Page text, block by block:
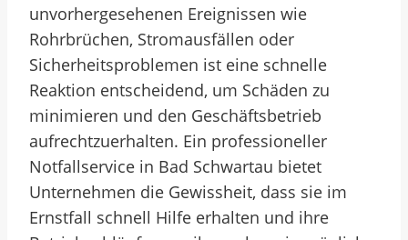
unvorhergesehenen Ereignissen wie
Rohrbrüchen, Stromausfällen oder
Sicherheitsproblemen ist eine schnelle
Reaktion entscheidend, um Schäden zu
minimieren und den Geschäftsbetrieb
aufrechtzuerhalten. Ein professioneller
Notfallservice in Bad Schwartau bietet
Unternehmen die Gewissheit, dass sie im
Ernstfall schnell Hilfe erhalten und ihre